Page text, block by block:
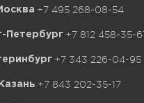
+7 495 268-08-54
Петербург +7 812 458-35-
+7 343 226-04-95
Казань +7 843 202-35-17